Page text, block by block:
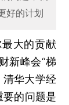
好的计划
最大的贡献
新峰会“梯
清华大学经
要的问题是